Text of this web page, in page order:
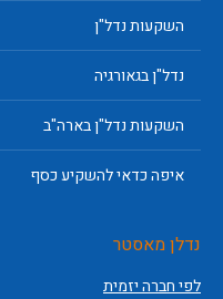
השקעות נדל"ן
נדל"ן בגאורגיה
השקעות נדל"ן בארה"ב
איפה כדאי להשקיע כסף
נדלן מאסטר
לפי חברה יזמית